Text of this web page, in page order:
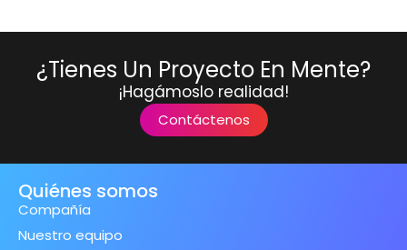
¿Tienes Un Proyecto En Mente?
¡Hagámoslo realidad!
Contáctenos
Quiénes somos
Compañía
Nuestro equipo